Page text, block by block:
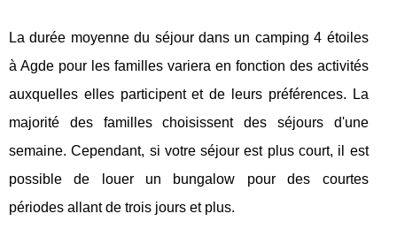
La durée moyenne du séjour dans un camping 4 étoiles
à Agde pour les familles variera en fonction des activités
auxquelles elles participent et de leurs préférences. La
majorité des familles choisissent des séjours d'une
semaine. Cependant, si votre séjour est plus court, il est
possible de louer un bungalow pour des courtes
périodes allant de trois jours et plus.